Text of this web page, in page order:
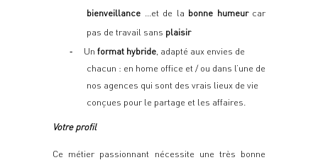
bienveillance
…et de la bonne humeurcar
pas de travail sans plaisir
- Un format hybride , adapté aux envies de
chacun : en home office et / ou dans l’une de
nos agences qui sont des vrais lieux de vie
conçues pour le partage et les affaires.
Votre profil
Ce métier passionnant nécessite une très bonne